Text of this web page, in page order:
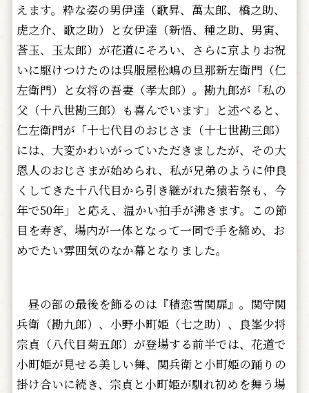
えます。粋な姿の男伊達（歌昇、萬太郎、橋之助、
虎之介、歌之助）と女伊達（新悟、種之助、男寅、
莟玉、玉太郎）が花道にそろい、さらに京よりお祝
いに駆けつけたのは呉服屋松嶋の旦那新左衛門（仁
左衛門）と女将の吾妻（孝太郎）。勘九郎が「私の
父（十八世勘三郎）も喜んでいます」と述べると、
仁左衛門が「十七代目のおじさま（十七世勘三郎）
には、大変かわいがっていただきましたが、その大
恩人のおじさまが始められ、私が兄弟のように仲良
くしてきた十八代目から引き継がれた猿若祭も、今
年で50年」と応え、温かい拍手が沸きます。この節
目を寿ぎ、場内が一体となって一同で手を締め、お
めでたい雰囲気のなか幕となりました。
昼の部の最後を飾るのは『積恋雪関扉』。関守関
兵衛（勘九郎）、小野小町姫（七之助）、良峯少将
宗貞（八代目菊五郎）が登場する前半では、花道で
小町姫が見せる美しい舞、関兵衛と小町姫の踊りの
掛け合いに続き、宗貞と小町姫が馴れ初めを舞う場